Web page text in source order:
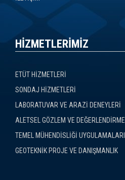
HİZMETLERİMİZ
ETÜT HİZMETLERİ
SONDAJ HİZMETLERİ
LABORATUVAR VE ARAZİ DENEYLERİ
ALETSEL GÖZLEM VE DEĞERLENDİRME
TEMEL MÜHENDİSLİĞİ UYGULAMALARI
GEOTEKNİK PROJE VE DANIŞMANLIK